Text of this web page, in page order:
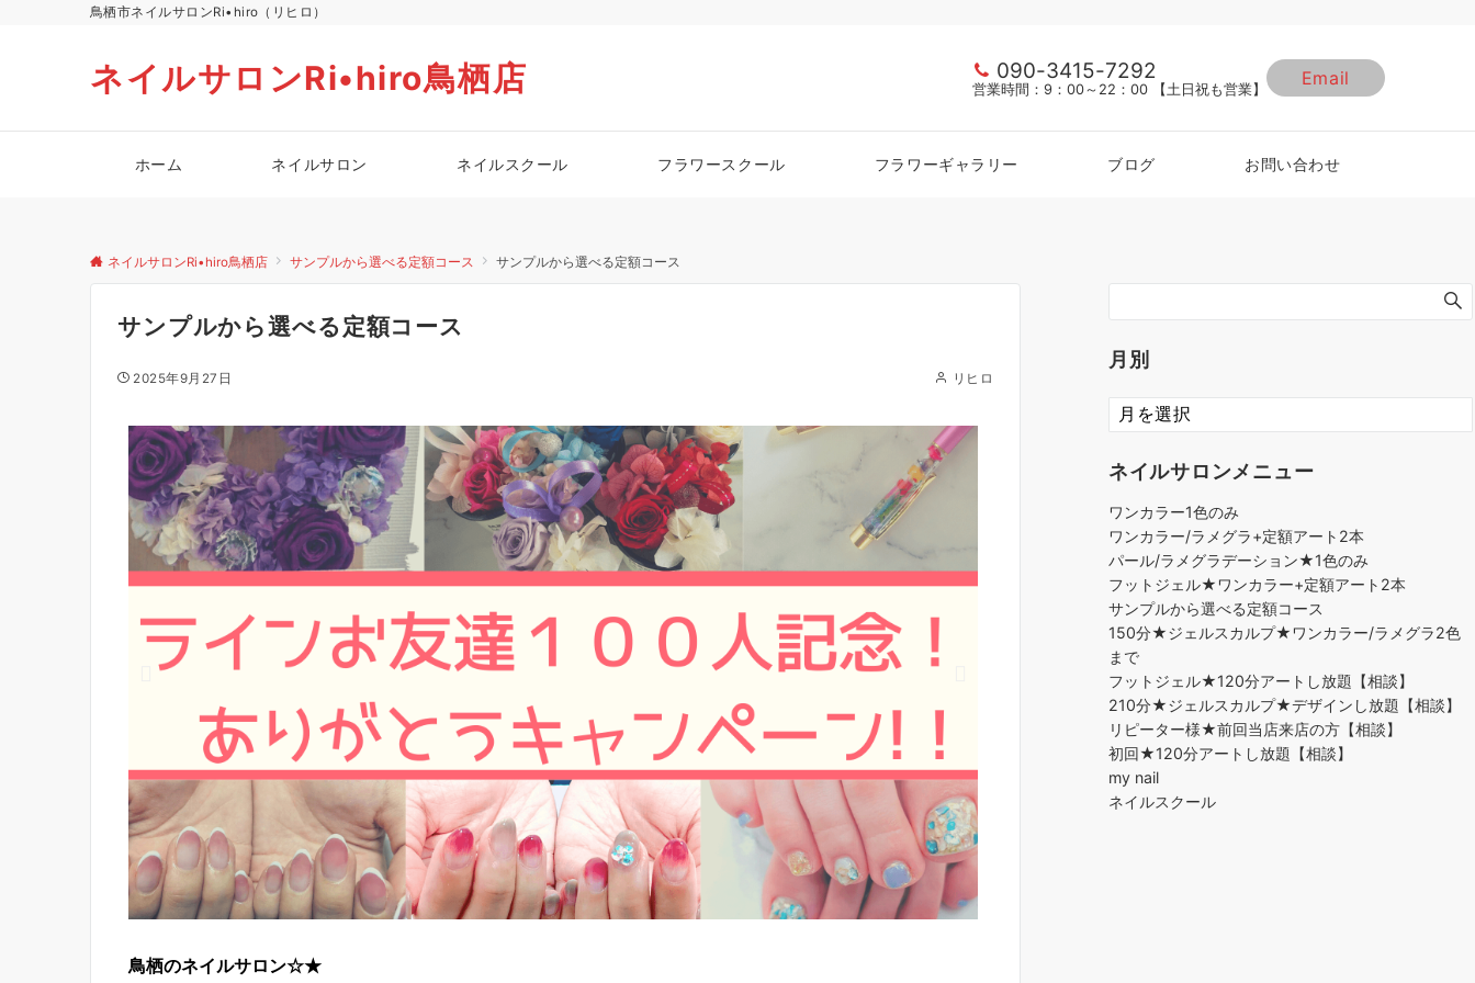
鳥栖市ネイルサロンRi•hiro（リヒロ）
ネイルサロンRi•hiro鳥栖店 090-3415-7292
営業時間：9：00～22：00 【土日祝も営業】
Email
ホーム ネイルサロン ネイルスクール フラワースクール フラワーギャラリー ブログ お問い合わせ
ネイルサロンRi•hiro鳥栖店 サンプルから選べる定額コース サンプルから選べる定額コース
サンプルから選べる定額コース
2025年9月27日 リヒロ
鳥栖のネイルサロン☆★
月別
ネイルサロンメニュー
ワンカラー1色のみ
ワンカラー/ラメグラ+定額アート2本
パール/ラメグラデーション★1色のみ
フットジェル★ワンカラー+定額アート2本
サンプルから選べる定額コース
150分★ジェルスカルプ★ワンカラー/ラメグラ2色
まで
フットジェル★120分アートし放題【相談】
210分★ジェルスカルプ★デザインし放題【相談】
リピーター様★前回当店来店の方【相談】
初回★120分アートし放題【相談】
my nail
ネイルスクール